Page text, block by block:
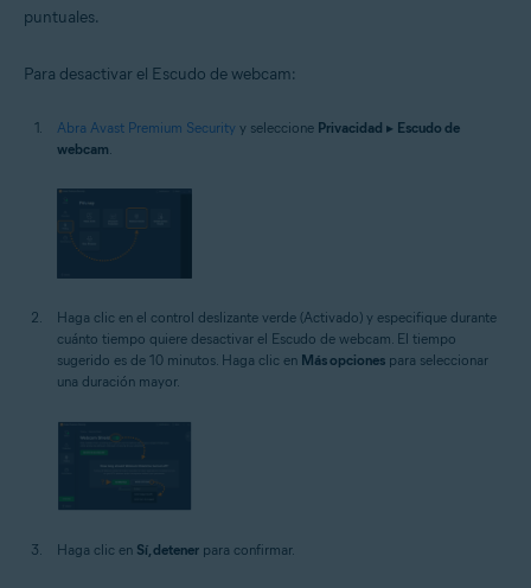
puntuales.
Para desactivar el Escudo de webcam:
Abra Avast Premium Security y seleccione Privacidad ▸ Escudo de
webcam
Haga clic en el control deslizante verde (Activado) y especifique durante
cuánto tiempo quiere desactivar el Escudo de webcam. El tiempo
sugerido es de 10 minutos. Haga clic en Más opciones para seleccionar
una duración mayor.
Haga clic en Sí, detener para confirmar.